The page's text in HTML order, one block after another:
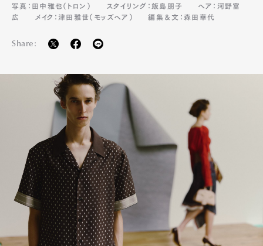
写真：田中雅也（トロン）
スタイリング：飯島朋子
ヘア：河野富
広
メイク：津田雅世（モッズヘア） 編集＆文：森田華代
Share: